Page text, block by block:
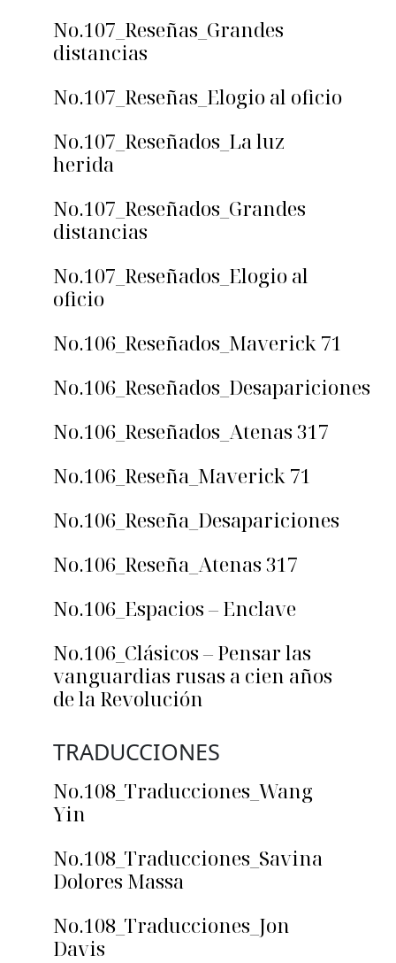
No.107_Reseñas_Grandes
distancias
No.107_Reseñas_Elogio al oficio
No.107_Reseñados_La luz
herida
No.107_Reseñados_Grandes
distancias
No.107_Reseñados_Elogio al
oficio
No.106_Reseñados_Maverick 71
No.106_Reseñados_Desapariciones
No.106_Reseñados_Atenas 317
No.106_Reseña_Maverick 71
No.106_Reseña_Desapariciones
No.106_Reseña_Atenas 317
No.106_Espacios – Enclave
No.106_Clásicos – Pensar las
vanguardias rusas a cien años
de la Revolución
TRADUCCIONES
No.108_Traducciones_Wang
Yin
No.108_Traducciones_Savina
Dolores Massa
No.108_Traducciones_Jon
Davis